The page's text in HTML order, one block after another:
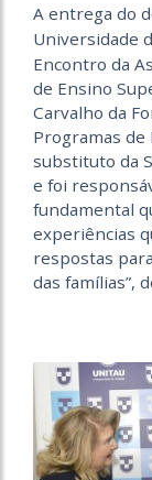
A entrega do
Universidade
Encontro da
de Ensino
Carvalho da
Programas de
substituto da
e foi
fundamental
experiências
respostas
das famílias”,